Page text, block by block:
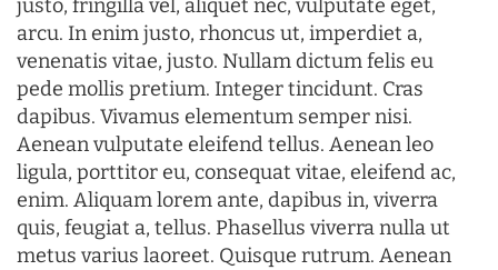
justo, fringilla vel, aliquet nec, vulputate eget,
arcu. In enim justo, rhoncus ut, imperdiet a,
venenatis vitae, justo. Nullam dictum felis eu
pede mollis pretium. Integer tincidunt. Cras
dapibus. Vivamus elementum semper nisi.
Aenean vulputate eleifend tellus. Aenean leo
ligula, porttitor eu, consequat vitae, eleifend ac,
enim. Aliquam lorem ante, dapibus in, viverra
quis, feugiat a, tellus. Phasellus viverra nulla ut
metus varius laoreet. Quisque rutrum. Aenean